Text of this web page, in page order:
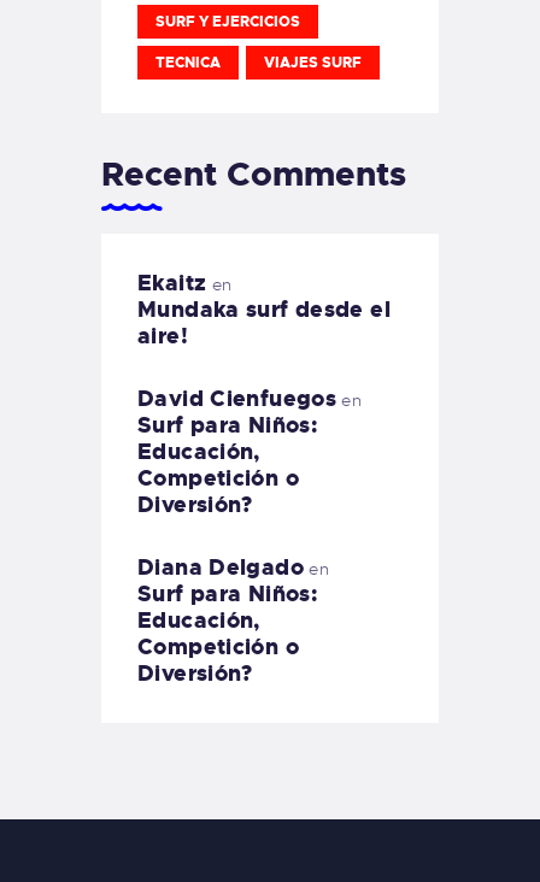
SURF Y EJERCICIOS
TECNICA VIAJES SURF
Recent Comments
Ekaitz en
Mundaka surf desde el
aire!
David Cienfuegos en
Surf para Niños:
Educación,
Competición o
Diversión?
Diana Delgadoen
Surf para Niños:
Educación,
Competición o
Diversión?